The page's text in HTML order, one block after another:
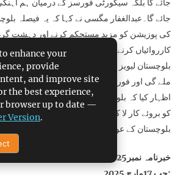
جائے گا بلکہ سیکورٹی فورسز کے درمیان ہم
جائے گا۔عبدالغفار مگسی نے کہا کہ یہ فیصلہ
کی پوزیشن کو مزید مستحکم کرنے اور دہشت
کارروائیاں کرنے کے لیے اہم قدم ہے۔ اس ونگ کی
بلوچستان لیویز فورس کو دہشت گردوں کے خلاف
ملے گی اور فورس کی کارکردگی میں اضافہ
اظہار کیا کہ بلوچستان لیویز فورس اپنے وسائل
کو بروئے کار لا کر دہشت گردوں کے خلاف اپنی
بلوچستان کے عوام کے لیے امن و سکون کی فضا
خبرنامہ نمبر1904/2025
enhance your
provide
and improve site
the best experience,
browser up to date —
Version.